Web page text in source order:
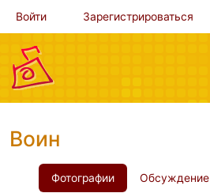
Войти Зарегистрироваться
Воин
Фотографии Обсуждение